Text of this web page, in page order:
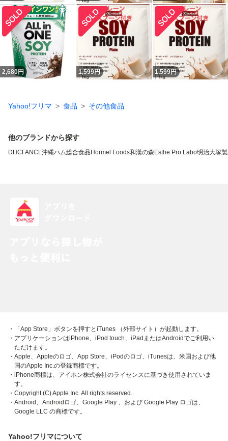
2,680円 1,599円 1,599円
Yahoo!フリマ 食品 その他食品
他のブランドから探す
DHC FANCL沖縄ハム総合食品Hormel Foods和漢の森 Esthe Pro Labo明治大塚
・「App Store」ボタンを押すとiTunes （外部サイト）が起動します。
・アプリケーションはiPhone、iPod touch、iPadまたはAndroidでご利用い
ただけます。
・Apple、Appleのロゴ、App Store、iPodのロゴ、iTunesは、米国および他
国のApple Inc.の登録商標です。
・iPhone商標は、アイホン株式会社のライセンスに基づき使用されていま
す。
・Copyright (C) Apple Inc. All rights reserved.
・Android、Androidロゴ、Google Play 、および Google Play ロゴは、
Google LLC の商標です。
Yahoo!フリマについて